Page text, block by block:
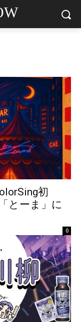
初
とーま」に
0